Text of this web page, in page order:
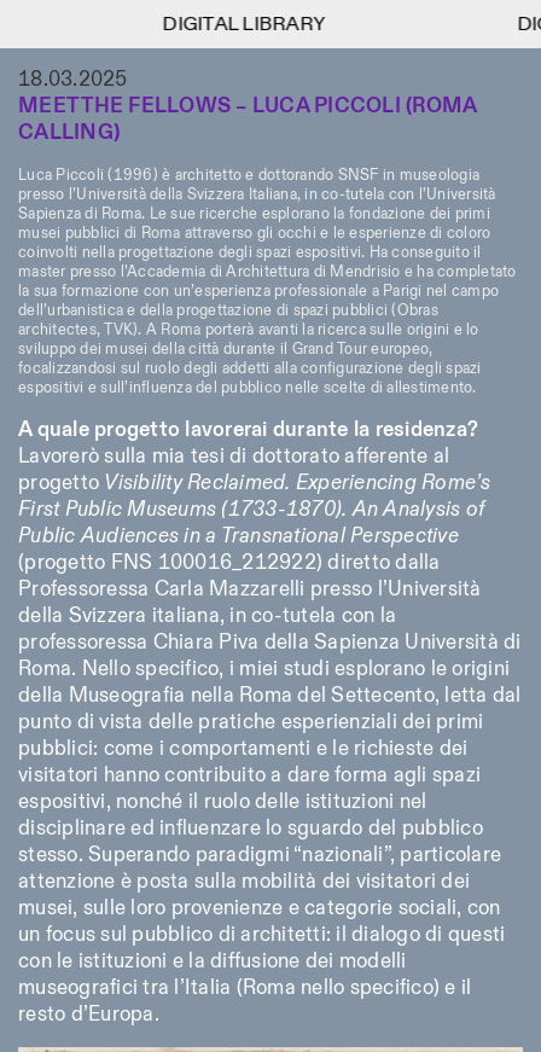
Menu CLOSE
Lingua
Calendrier
Istituto Svizzero
Recherche
Résidences
Archives
Blog
Organisation
Bibliothèque
Jobs
Autres Activités
NEWSLETTER
Inscrivez-vous à notre newsletter pour recevoir
informations sur nos événements
Facebook Instagram Linkedin Vimeo
Privacy Policy
Information CLOSE
ISTITUTO SVIZZERO
ROME
Via Ludovisi 48
00187 Roma
+39 06 420 421
roma@istitutosvizzero.it
Par transport public: Istituto
Svizzero est situé près du
métro A arrêt Barberini
HORAIRES DE LA
RÉCEPTION:
09:00–13:30, 14:30–18:00
HORAIRES DE VISITE:
Atlas Studios
Mercredi/Vendredi:
14h30–18h30
Jeudi: 14h30–20h00
Samedi/Dimanche: 11h00–
18h30
VISITES GUIDÉES:
Seulement sur rendez-vous
(italien, anglais)
Tarif: 10€ par personne
Pour réservations:
visite@istitutosvizzero.it
Animaux non admis
Filtres
CLOSE
Area
Art
Résidences Sciences
Lieu
Reset
Rome
All Milan
Catégorie
All
Anthropologie
Archéologie
Architecture
Art
Astrophysique
Présentation livre
More Options...
Length
1
365
> 1
18.03.2025
MEET THE FELLOWS – LUCA PICCOLI (ROMA
CALLING)
Luca Piccoli (1996) è architetto e dottorando SNSF in museologia
presso l’Università della Svizzera Italiana, in co-tutela con l’Università
Sapienza di Roma. Le sue ricerche esplorano la fondazione dei primi
musei pubblici di Roma attraverso gli occhi e le esperienze di coloro
coinvolti nella progettazione degli spazi espositivi. Ha conseguito il
master presso l’Accademia di Architettura di Mendrisio e ha completato
la sua formazione con un’esperienza professionale a Parigi nel campo
dell’urbanistica e della progettazione di spazi pubblici (Obras
architectes, TVK). A Roma porterà avanti la ricerca sulle origini e lo
sviluppo dei musei della città durante il Grand Tour europeo,
focalizzandosi sul ruolo degli addetti alla configurazione degli spazi
espositivi e sull’influenza del pubblico nelle scelte di allestimento.
A quale progetto lavorerai durante la residenza?
Lavorerò sulla mia tesi di dottorato afferente al
progetto Visibility Reclaimed. Experiencing Rome’s
First Public Museums (1733-1870). An Analysis of
Public Audiences in a Transnational Perspective
(progetto FNS 100016_212922) diretto dalla
Professoressa Carla Mazzarelli presso l’Università
della Svizzera italiana, in co-tutela con la
professoressa Chiara Piva della Sapienza Università di
Roma. Nello specifico, i miei studi esplorano le origini
della Museografia nella Roma del Settecento, letta dal
punto di vista delle pratiche esperienziali dei primi
pubblici: come i comportamenti e le richieste dei
visitatori hanno contribuito a dare forma agli spazi
espositivi, nonché il ruolo delle istituzioni nel
disciplinare ed influenzare lo sguardo del pubblico
stesso. Superando paradigmi “nazionali”, particolare
attenzione è posta sulla mobilità dei visitatori dei
musei, sulle loro provenienze e categorie sociali, con
un focus sul pubblico di architetti: il dialogo di questi
con le istituzioni e la diffusione dei modelli
museografici tra l’Italia (Roma nello specifico) e il
resto d’Europa.
DIGITAL LIBRARY
DIGITAL LIBRARY